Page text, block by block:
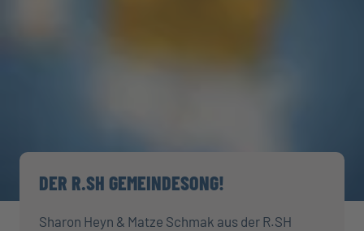
DER R.SH GEMEINDESONG!
Sharon Heyn & Matze Schmak aus der R.SH